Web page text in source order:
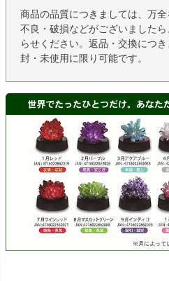
商品の品質につきましては、万
不良・破損などがございました
らせください。返品・交換につ
封・未使用に限り可能です。